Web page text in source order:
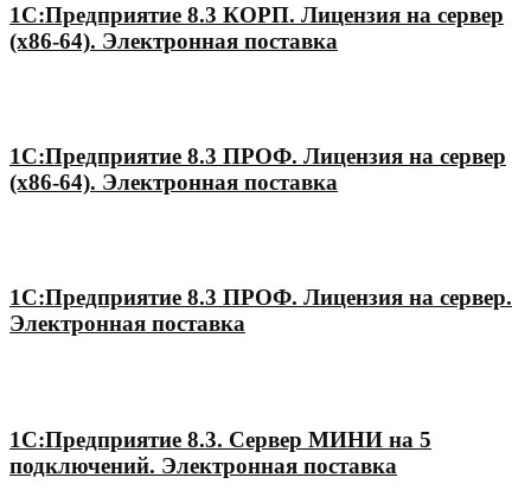
1С:Предприятие 8.3 КОРП. Лицензия на сервер
(x86-64). Электронная поставка
1С:Предприятие 8.3 ПРОФ. Лицензия на сервер
(x86-64). Электронная поставка
1С:Предприятие 8.3 ПРОФ. Лицензия на сервер.
Электронная поставка
1С:Предприятие 8.3. Сервер МИНИ на 5
подключений. Электронная поставка